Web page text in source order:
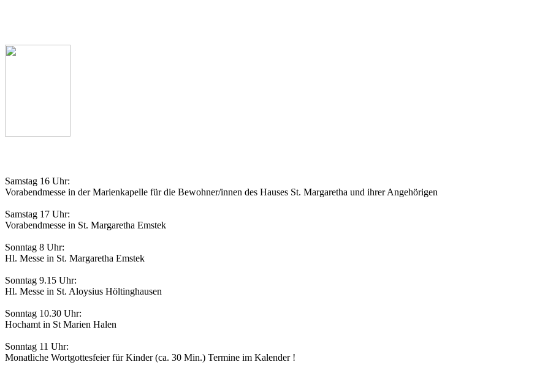
Samstag 16 Uhr:
Vorabendmesse in der Marienkapelle für die Bewohner/innen des Hauses St. Margaretha und ihrer Angehörigen
Samstag 17 Uhr:
Vorabendmesse in St. Margaretha Emstek
Sonntag 8 Uhr:
Hl. Messe in St. Margaretha Emstek
Sonntag 9.15 Uhr:
Hl. Messe in St. Aloysius Höltinghausen
Sonntag 10.30 Uhr:
Hochamt in St Marien Halen
Sonntag 11 Uhr:
Monatliche Wortgottesfeier für Kinder (ca. 30 Min.) Termine im Kalender !